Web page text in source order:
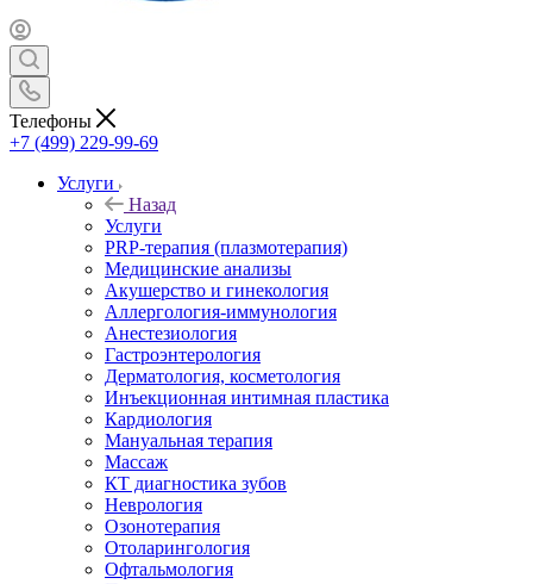
Телефоны
+7 (499) 229-99-69
Услуги
Назад
Услуги
PRP-терапия (плазмотерапия)
Медицинские анализы
Акушерство и гинекология
Аллергология-иммунология
Анестезиология
Гастроэнтерология
Дерматология, косметология
Инъекционная интимная пластика
Кардиология
Мануальная терапия
Массаж
КТ диагностика зубов
Неврология
Озонотерапия
Отоларингология
Офтальмология